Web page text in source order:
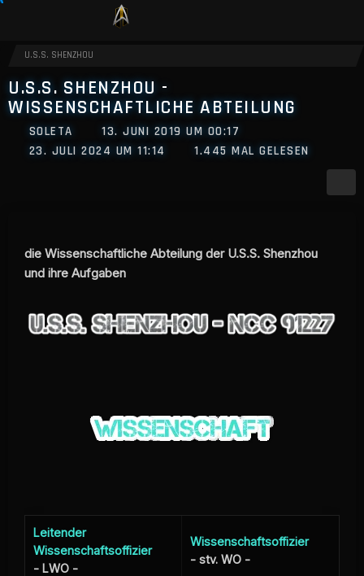
U.S.S. SHENZHOU
U.S.S. SHENZHOU -
WISSENSCHAFTLICHE ABTEILUNG
SOLETA
13. JUNI 2019 UM 00:17
23. JULI 2024 UM 11:14
1.445 MAL GELESEN
die Wissenschaftliche Abteilung der U.S.S. Shenzhou
und ihre Aufgaben
Leitender
Wissenschaftsoffizier
- LWO -
Wissenschaftsoffizier
- stv. WO -